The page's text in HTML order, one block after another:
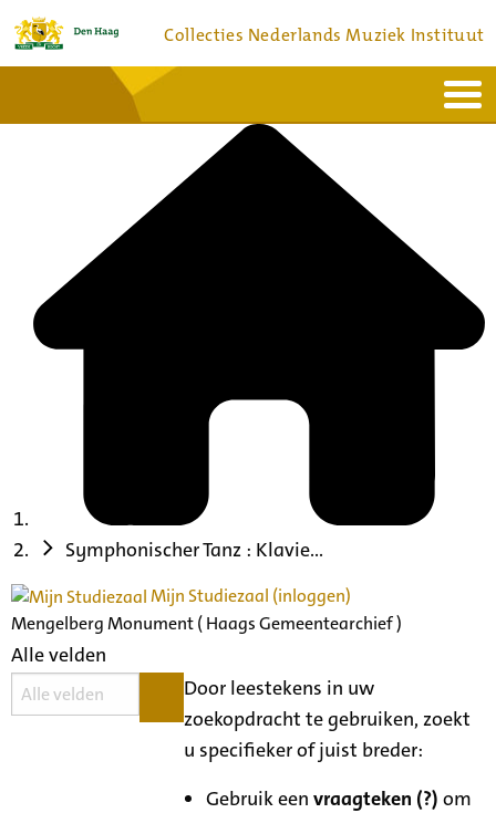
Collecties Nederlands Muziek Instituut
Bronnen en collecties
Symphonischer Tanz : Klavie...
Mijn Studiezaal (inloggen)
Mengelberg Monument ( Haags Gemeentearchief )
Alle velden
Door leestekens in uw
zoekopdracht te gebruiken, zoekt
u specifieker of juist breder:
Gebruik eenvraagteken (?) om